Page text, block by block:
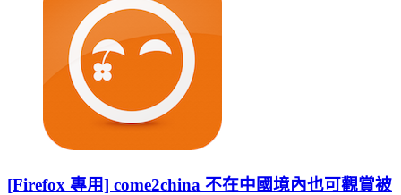
[Firefox 專用] come2china 不在中國境內也可觀賞被